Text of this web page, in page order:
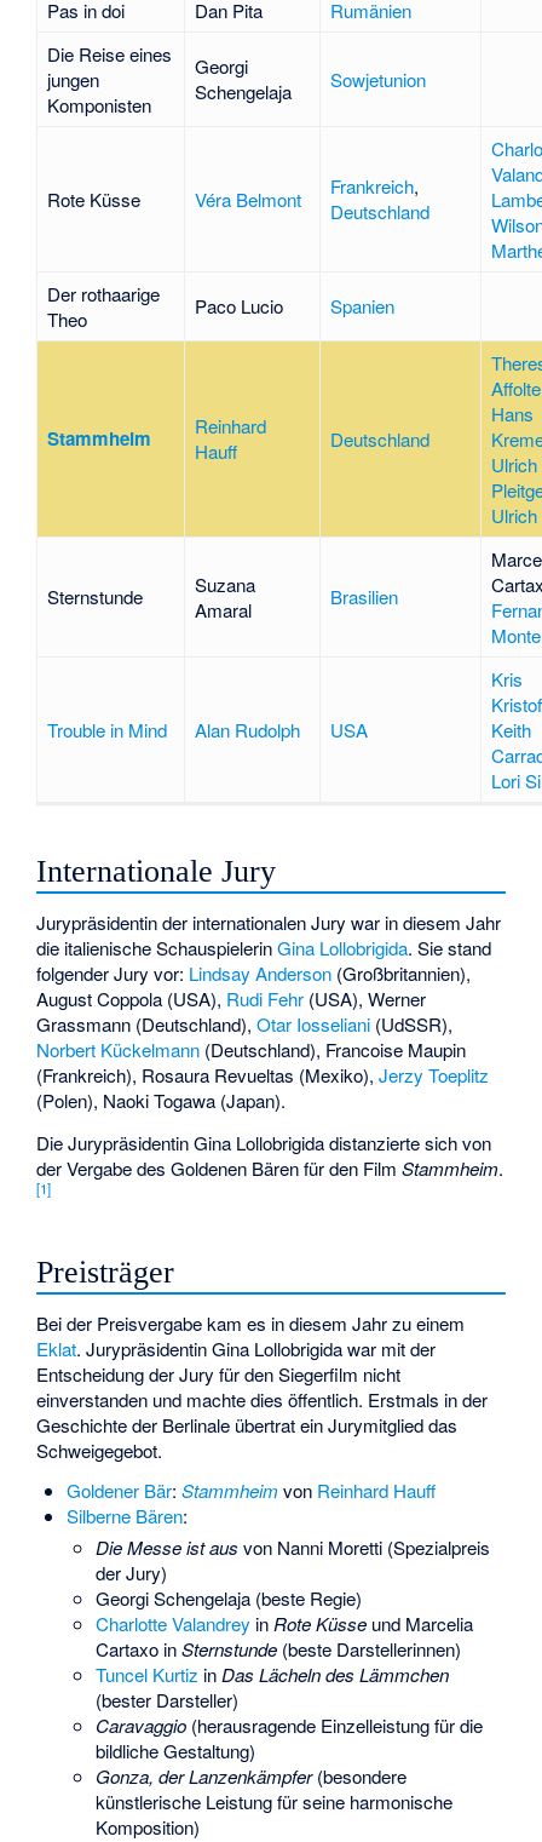
Pas in doi Dan Pita
Rumänien
Die Reise eines
jungen
Komponisten
Georgi
Schengelaja
Sowjetunion
Rote Küsse Véra Belmont
Frankreich,
Deutschland
Der rothaarige
Theo
Paco Lucio Spanien
Stammheim
Reinhard
Hauff
Deutschland
Hans
Ulrich
Sternstunde
Suzana
Amaral
Brasilien
Trouble in Mind Alan Rudolph USA
Kris
Keith
Lori
Internationale Jury
Jurypräsidentin der internationalen Jury war in diesem Jahr
die italienische SchauspielerinGina Lollobrigida. Sie stand
folgender Jury vor: Lindsay Anderson (Großbritannien),
August Coppola (USA), Rudi Fehr (USA),Werner
Grassmann (Deutschland),Otar Iosseliani (UdSSR),
Norbert Kückelmann (Deutschland), Francoise Maupin
(Frankreich), Rosaura Revueltas (Mexiko),Jerzy Toeplitz
(Polen), Naoki Togawa (Japan).
Die Jurypräsidentin Gina Lollobrigida distanzierte sich von
der Vergabe des Goldenen Bären für den FilmStammheim.
[1]
Preisträger
Bei der Preisvergabe kam es in diesem Jahr zu einem
Eklat. Jurypräsidentin Gina Lollobrigida war mit der
Entscheidung der Jury für den Siegerfilm nicht
einverstanden und machte dies öffentlich. Erstmals in der
Geschichte der Berlinale übertrat ein Jurymitglied das
Schweigegebot.
Goldener Bär: Stammheim von Reinhard Hauff
Silberne Bären:
Die Messe ist aus von Nanni Moretti (Spezialpreis
der Jury)
Georgi Schengelaja (beste Regie)
Charlotte Valandrey in Rote Küsse und Marcelia
Cartaxo inSternstunde (beste Darstellerinnen)
Tuncel Kurtiz inDas Lächeln des Lämmchen
(bester Darsteller)
Caravaggio (herausragende Einzelleistung für die
bildliche Gestaltung)
Gonza, der Lanzenkämpfer(besondere
künstlerische Leistung für seine harmonische
Komposition)